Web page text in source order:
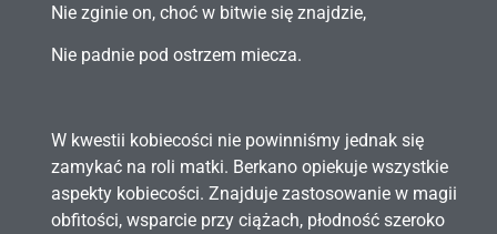
Nie zginie on, choć w bitwie się znajdzie,
Nie padnie pod ostrzem miecza.
W kwestii kobiecości nie powinniśmy jednak się
zamykać na roli matki. Berkano opiekuje wszystkie
aspekty kobiecości. Znajduje zastosowanie w magii
obfitości, wsparcie przy ciążach, płodność szeroko